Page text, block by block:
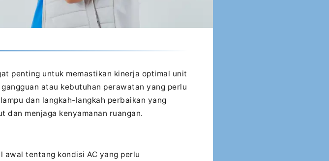
penting untuk memastikan kinerja optimal unit
atau kebutuhan perawatan yang perlu
dan langkah-langkah perbaikan yang
dan menjaga kenyamanan ruangan.
tentang kondisi AC yang perlu